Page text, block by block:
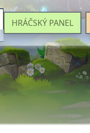
HRÁČSKÝ PANEL